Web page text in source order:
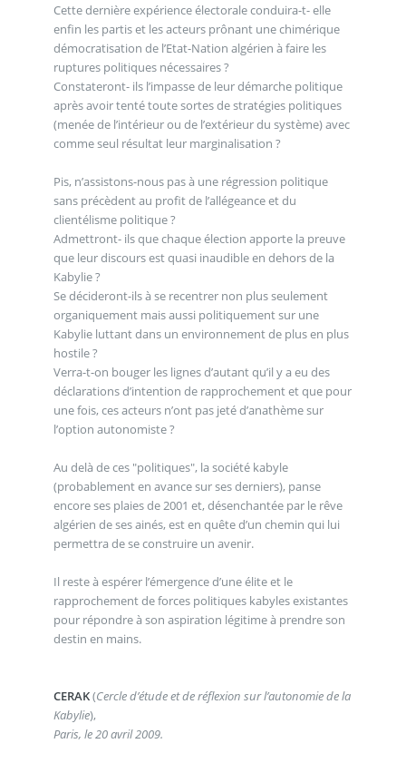
Cette dernière expérience électorale conduira-t- elle
enfin les partis et les acteurs prônant une chimérique
démocratisation de l’Etat-Nation algérien à faire les
ruptures politiques nécessaires ?
Constateront- ils l’impasse de leur démarche politique
après avoir tenté toute sortes de stratégies politiques
(menée de l’intérieur ou de l’extérieur du système) avec
comme seul résultat leur marginalisation ?
Pis, n’assistons-nous pas à une régression politique
sans précèdent au profit de l’allégeance et du
clientélisme politique ?
Admettront- ils que chaque élection apporte la preuve
que leur discours est quasi inaudible en dehors de la
Kabylie ?
Se décideront-ils à se recentrer non plus seulement
organiquement mais aussi politiquement sur une
Kabylie luttant dans un environnement de plus en plus
hostile ?
Verra-t-on bouger les lignes d’autant qu’il y a eu des
déclarations d’intention de rapprochement et que pour
une fois, ces acteurs n’ont pas jeté d’anathème sur
l’option autonomiste ?
Au delà de ces "politiques", la société kabyle
(probablement en avance sur ses derniers), panse
encore ses plaies de 2001 et, désenchantée par le rêve
algérien de ses ainés, est en quête d’un chemin qui lui
permettra de se construire un avenir.
Il reste à espérer l’émergence d’une élite et le
rapprochement de forces politiques kabyles existantes
pour répondre à son aspiration légitime à prendre son
destin en mains.
CERAK(Cercle d’étude et de réflexion sur l’autonomie de la
Kabylie),
Paris, le 20 avril 2009.